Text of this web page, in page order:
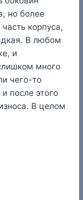
но более
корпуса,
В любом
и
много
чего-то
после этого
В целом